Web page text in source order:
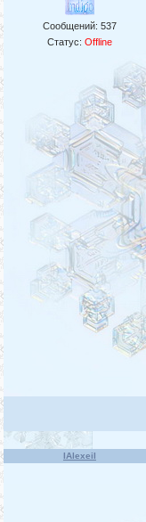
Сообщений: 537
Статус: Offline
IAlexeiI